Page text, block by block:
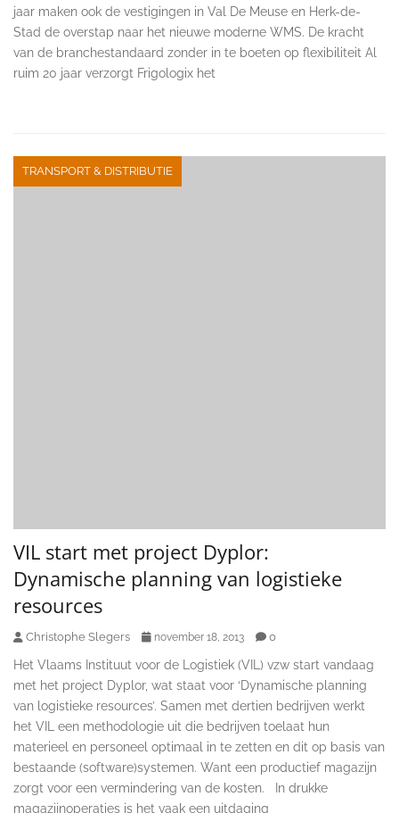
jaar maken ook de vestigingen in Val De Meuse en Herk-de-
Stad de overstap naar het nieuwe moderne WMS. De kracht
van de branchestandaard zonder in te boeten op flexibiliteit Al
ruim 20 jaar verzorgt Frigologix het
TRANSPORT & DISTRIBUTIE
VIL start met project Dyplor:
Dynamische planning van logistieke
resources
Christophe Slegers november 18, 2013 0
Het Vlaams Instituut voor de Logistiek (VIL) vzw start vandaag
met het project Dyplor, wat staat voor ‘Dynamische planning
van logistieke resources’. Samen met dertien bedrijven werkt
het VIL een methodologie uit die bedrijven toelaat hun
materieel en personeel optimaal in te zetten en dit op basis van
bestaande (software)systemen. Want een productief magazijn
zorgt voor een vermindering van de kosten. In drukke
magazijnoperaties is het vaak een uitdaging